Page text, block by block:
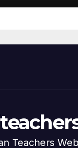
Teachers